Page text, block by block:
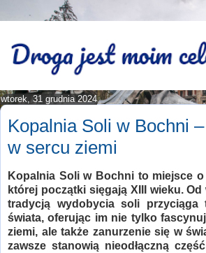
wtorek, 31 grudnia 2024
Kopalnia Soli w Bochni –
w sercu ziemi
Kopalnia Soli w Bochni to miejsce o
której początki sięgają XIII wieku.
tradycją wydobycia soli przyciąga
świata, oferując im nie tylko
ziemi, ale także zanurzenie się w
zawsze stanowią nieodłączną